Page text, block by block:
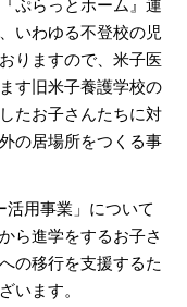
いわゆる不登校の児
りますので、米子医
す旧米子養護学校の
たお子さんたちに対
の居場所をつくる事
活用事業」について
ら進学をするお子さ
の移行を支援するた
います。